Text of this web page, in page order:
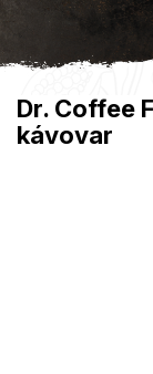
Přejít
Dr. Coffee
kávovar